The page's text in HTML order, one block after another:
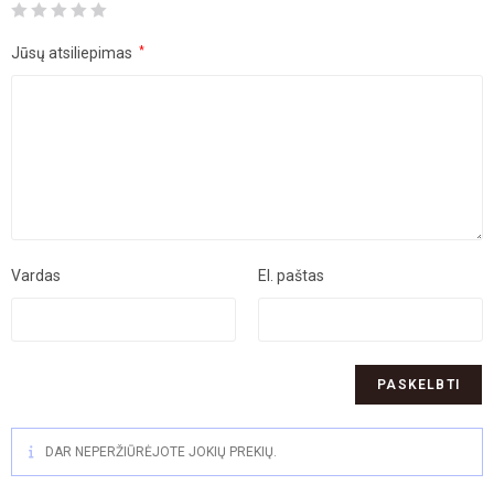
Jūsų atsiliepimas *
Vardas El. paštas
DAR NEPERŽIŪRĖJOTE JOKIŲ PREKIŲ.